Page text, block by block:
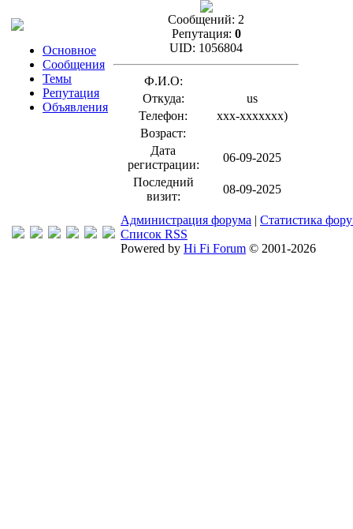
Основное
Сообщения
Темы
Репутация
Объявления
Сообщений: 2
Репутация: 0
UID: 1056804
Ф.И.О:
Откуда:
us
Телефон:
xxx-xxxxxxx)
Возраст:
Дата
регистрации:
06-09-2025
Последний
визит:
08-09-2025
Администрация форума | Статистика
Список RSS
Powered by Hi Fi Forum © 2001-2026